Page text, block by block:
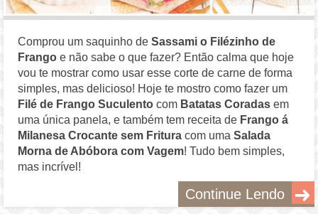
Comprou um saquinho deSassami o Filézinho de
Frango e não sabe o que fazer? Então calma que hoje
vou te mostrar como usar esse corte de carne de forma
simples, mas delicioso! Hoje te mostro como fazer um
Filé de Frango Suculento com Batatas Coradas em
uma única panela, e também tem receita de Frango á
Milanesa Crocante sem Fritura com umaSalada
Morna de Abóbora com Vagem! Tudo bem simples,
mas incrível!
Continue Lendo